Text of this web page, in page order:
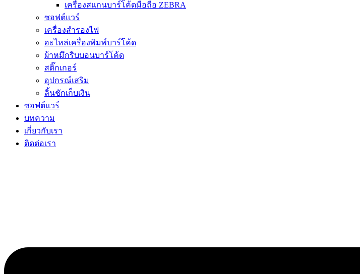
เครื่องสแกนบาร์โค้ดมือถือ ZEBRA
ซอฟต์แวร์
เครื่องสำรองไฟ
อะไหล่เครื่องพิมพ์บาร์โค้ด
ผ้าหมึกริบบอนบาร์โค้ด
สติ๊กเกอร์
อุปกรณ์เสริม
ลิ้นชักเก็บเงิน
ซอฟต์แวร์
บทความ
เกี่ยวกับเรา
ติดต่อเรา